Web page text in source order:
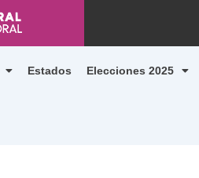
Estados Elecciones 2025